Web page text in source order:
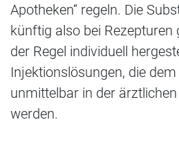
Apotheken“ regeln. Die
künftig also bei Rezepturen
der Regel individuell
Injektionslösungen, die
unmittelbar in der
werden.